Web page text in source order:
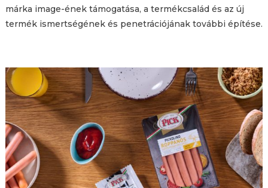
márka image-ének támogatása, a termékcsalád és az új
termék ismertségének és penetrációjának további építése.